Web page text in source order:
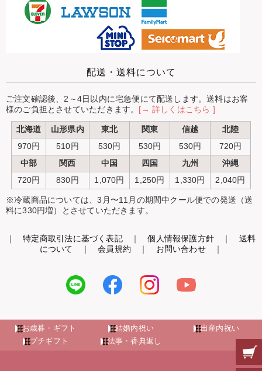
配送・送料について
ご注文確認後、2～4日以内に宅急便にて配送します。送料はお客
様のご負担とさせていただきます。 [→ 詳しくはこちら ]
北海道 山形県内 東北 関東 信越
北陸
970円
510円 530円 530円 530円
720円
中部
関西 中国 四国 九州
沖縄
720円
830円 1,070円 1,250円 1,330円 2,040円
※冷蔵商品については、3月〜11月の期間中クール便での発送（送
料に330円増）とさせていただきます。
｜特定商取引法に基づく表記｜個人情報保護方針 ｜ 送料
について ｜会員規約 ｜ お問い合わせ｜
お歳暮・ギフト 結婚内祝い
出産内祝い
プチギフト
法事・香典返し